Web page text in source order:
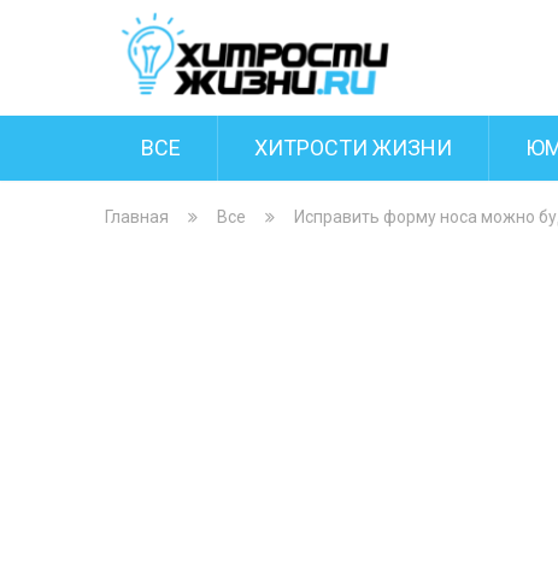
ВСЕ ХИТРОСТИ ЖИЗНИ
Главная Все Исправить форму носа можно